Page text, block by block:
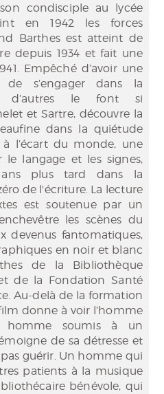
condisciple au lycée
en 1942 les forces
Barthes est atteint de
depuis 1934 et fait une
Empêché d’avoir une
de s’engager dans la
d’autres le font si
et Sartre, découvre la
dans la quiétude
l’écart du monde, une
le langage et les signes,
ans plus tard dans la
de l'écriture. La lecture
est soutenue par un
les scènes du
devenus fantomatiques,
en noir et blanc
de la Bibliothèque
de la Fondation Santé
Au-delà de la formation
donne à voir l’homme
homme soumis à un
de sa détresse et
guérir. Un homme qui
patients à la musique
bénévole, qui